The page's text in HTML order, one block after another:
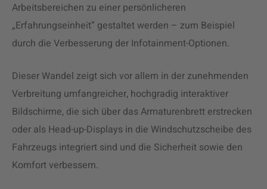
Arbeitsbereichen zu einer persönlicheren
„Erfahrungseinheit” gestaltet werden – zum Beispiel
durch die Verbesserung der Infotainment-Optionen.
Dieser Wandel zeigt sich vor allem in der zunehmenden
Verbreitung umfangreicher, hochgradig interaktiver
Bildschirme, die sich über das Armaturenbrett erstrecken
oder als Head-up-Displays in die Windschutzscheibe des
Fahrzeugs integriert sind und die Sicherheit sowie den
Komfort verbessern.